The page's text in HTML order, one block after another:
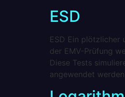
ESD
ESD Ein plötzlicher
der EMV-Prüfung
Diese Tests
angewendet